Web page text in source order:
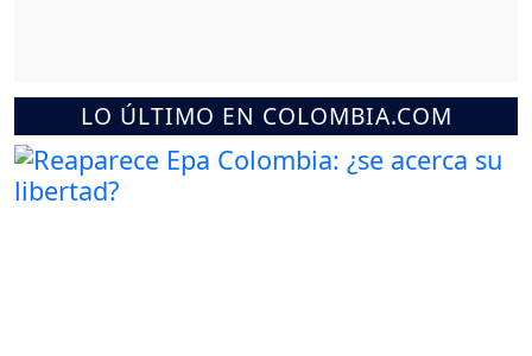
LO ÚLTIMO EN COLOMBIA.COM